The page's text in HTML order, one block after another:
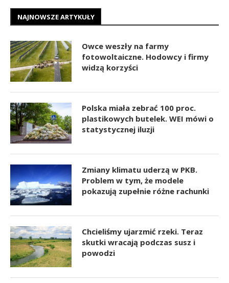
NAJNOWSZE ARTYKUŁY
Owce weszły na farmy
fotowoltaiczne. Hodowcy i firmy
widzą korzyści
Polska miała zebrać 100 proc.
plastikowych butelek. WEI mówi o
statystycznej iluzji
Zmiany klimatu uderzą w PKB.
Problem w tym, że modele
pokazują zupełnie różne rachunki
Chcieliśmy ujarzmić rzeki. Teraz
skutki wracają podczas susz i
powodzi